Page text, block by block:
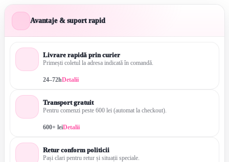
Avantaje & suport rapid
Livrare rapidă prin curier
Primești coletul la adresa indicată în comandă.
24–72hDetalii
Transport gratuit
Pentru comenzi peste 600 lei (automat la checkout).
600+ leiDetalii
Retur conform politicii
Pași clari pentru retur și situații speciale.